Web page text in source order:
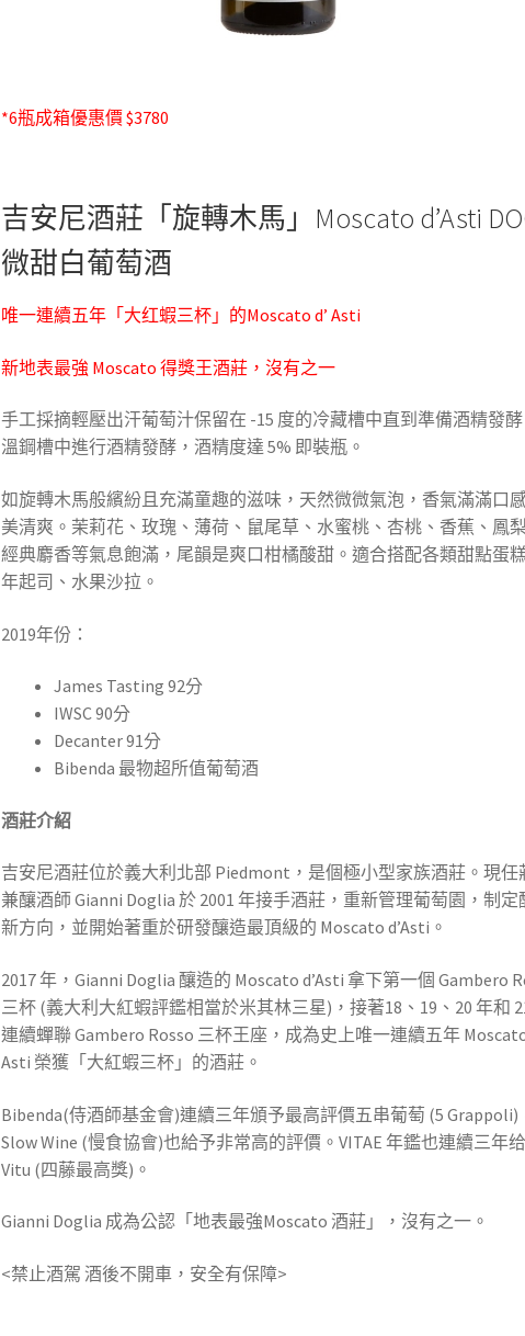
*6瓶成箱優惠價 $3780
吉安尼酒莊「旋轉木馬」Moscato d’Asti
微甜白葡萄酒
唯一連續五年「大红蝦三杯」的Moscato d’ Asti
新地表最強 Moscato 得獎王酒莊，沒有之一
手工採摘輕壓出汗葡萄汁保留在 -15 度的冷藏槽中直到準備酒精發
溫鋼槽中進行酒精發酵，酒精度達 5% 即裝瓶。
如旋轉木馬般繽紛且充滿童趣的滋味，天然微微氣泡，香氣滿滿口
美清爽。茉莉花、玫瑰、薄荷、鼠尾草、水蜜桃、杏桃、香蕉、鳳
經典麝香等氣息飽滿，尾韻是爽口柑橘酸甜。適合搭配各類甜點蛋
年起司、水果沙拉。
2019年份：
James Tasting 92分
IWSC 90分
Decanter 91分
Bibenda 最物超所值葡萄酒
酒莊介紹
吉安尼酒莊位於義大利北部 Piedmont，是個極小型家族酒莊。現任
兼釀酒師 Gianni Doglia 於 2001 年接手酒莊，重新管理葡萄園，制定
新方向，並開始著重於研發釀造最頂級的 Moscato d’Asti。
2017 年，Gianni Doglia 釀造的 Moscato d’Asti 拿下第一個 Gambero
三杯 (義大利大紅蝦評鑑相當於米其林三星)，接著18、19、20 年和
連續蟬聯 Gambero Rosso 三杯王座，成為史上唯一連續五年 Moscato
Asti 榮獲「大紅蝦三杯」的酒莊。
Bibenda(侍酒師基金會)連續三年頒予最高評價五串葡萄 (5 Grappoli)
Slow Wine (慢食協會)也給予非常高的評價。VITAE 年鑑也連續三年
Vitu (四藤最高獎)。
Gianni Doglia 成為公認「地表最強Moscato 酒莊」，沒有之一。
<禁止酒駕 酒後不開車，安全有保障>